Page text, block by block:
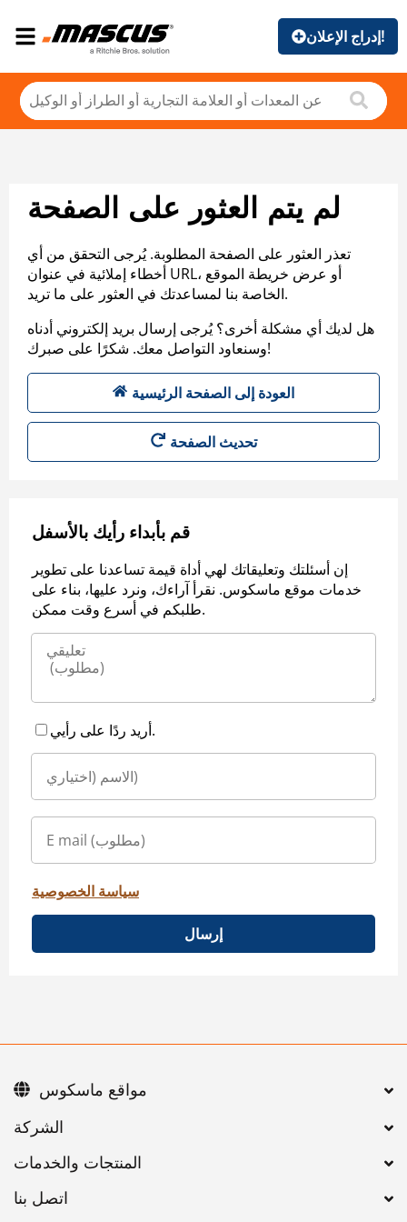
إدراج الإعلان!
لم يتم العثور على الصفحة
تعذر العثور على الصفحة المطلوبة. يُرجى التحقق من أي
أخطاء إملائية في عنوان URL، أو عرض خريطة الموقع
الخاصة بنا لمساعدتك في العثور على ما تريد.
هل لديك أي مشكلة أخرى؟ يُرجى إرسال بريد إلكتروني أدناه
وسنعاود التواصل معك. شكرًا على صبرك!
العودة إلى الصفحة الرئيسية
تحديث الصفحة
قم بأبداء رأيك بالأسفل
إن أسئلتك وتعليقاتك لهي أداة قيمة تساعدنا على تطوير
خدمات موقع ماسكوس. نقرأ آراءك، ونرد عليها، بناء على
طلبكم في أسرع وقت ممكن.
أريد ردًا على رأيي.
سياسة الخصوصية
إرسال
اتصل بنا
مواقع ماسكوس